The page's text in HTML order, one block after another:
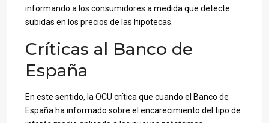
informando a los consumidores a medida que detecte
subidas en los precios de las hipotecas.
Críticas al Banco de
España
En este sentido, la OCU crítica que cuando el Banco de
España ha informado sobre el encarecimiento del tipo de